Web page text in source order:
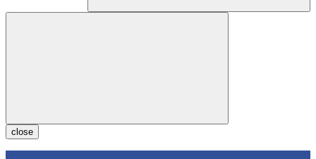
close